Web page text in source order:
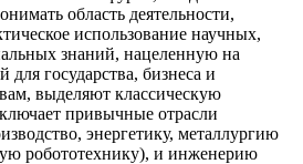
область деятельности,
использование научных,
знаний, нацеленную на
для государства, бизнеса и
выделяют классическую
привычные отрасли
энергетику, металлургию
робототехнику), и инженерию